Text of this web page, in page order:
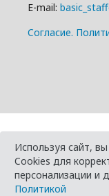
E-mail:
Cогласие.
Используя сайт,
Cookies для
персонализации и
Политикой